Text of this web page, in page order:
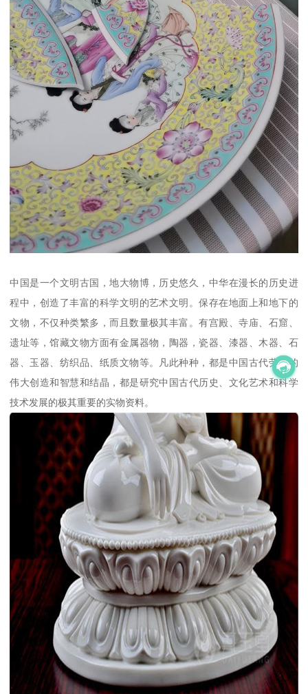
中国是一个文明古国，地大物博，历史悠久，中华在漫长的历史进
程中，创造了丰富的科学文明的艺术文明。保存在地面上和地下的
文物，不仅种类繁多，而且数量极其丰富。有宫殿、寺庙、石窟、
遗址等，馆藏文物方面有金属器物，陶器，瓷器、漆器、木器、石
器、玉器、纺织品、纸质文物等。凡此种种，都是中国古代劳动的
伟大创造和智慧和结晶，都是研究中国古代历史、文化艺术和科学
技术发展的极其重要的实物资料。